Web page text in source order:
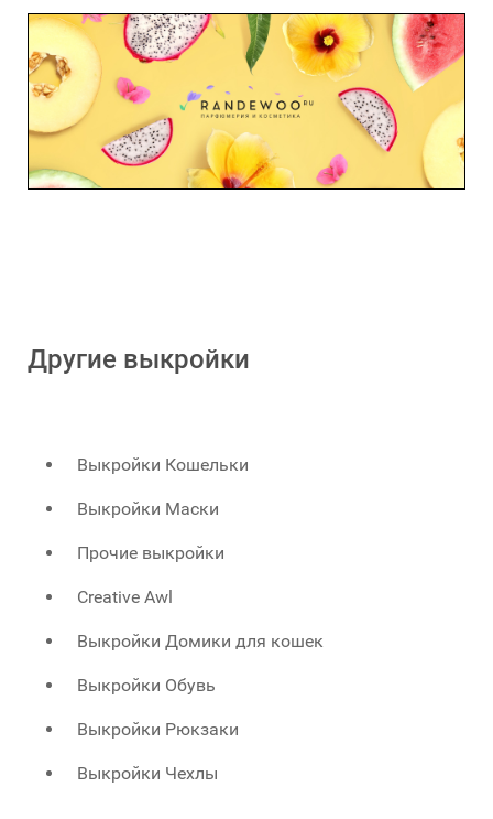
Другие выкройки
Выкройки Кошельки
Выкройки Маски
Прочие выкройки
Creative Awl
Выкройки Домики для кошек
Выкройки Обувь
Выкройки Рюкзаки
Выкройки Чехлы